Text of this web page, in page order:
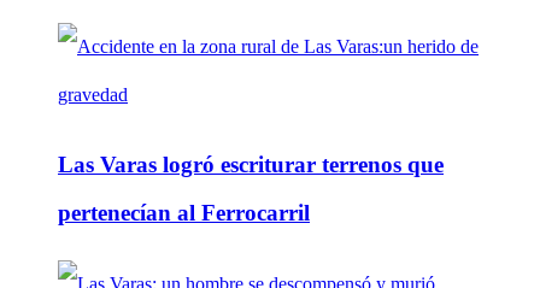
Las Varas logró escriturar terrenos que
pertenecían al Ferrocarril